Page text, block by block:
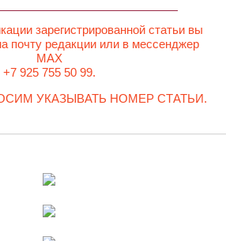
зарегистрированной статьи вы
почту редакции или в мессенджер
MAX
+7 925 755 50 99.
УКАЗЫВАТЬ НОМЕР СТАТЬИ.